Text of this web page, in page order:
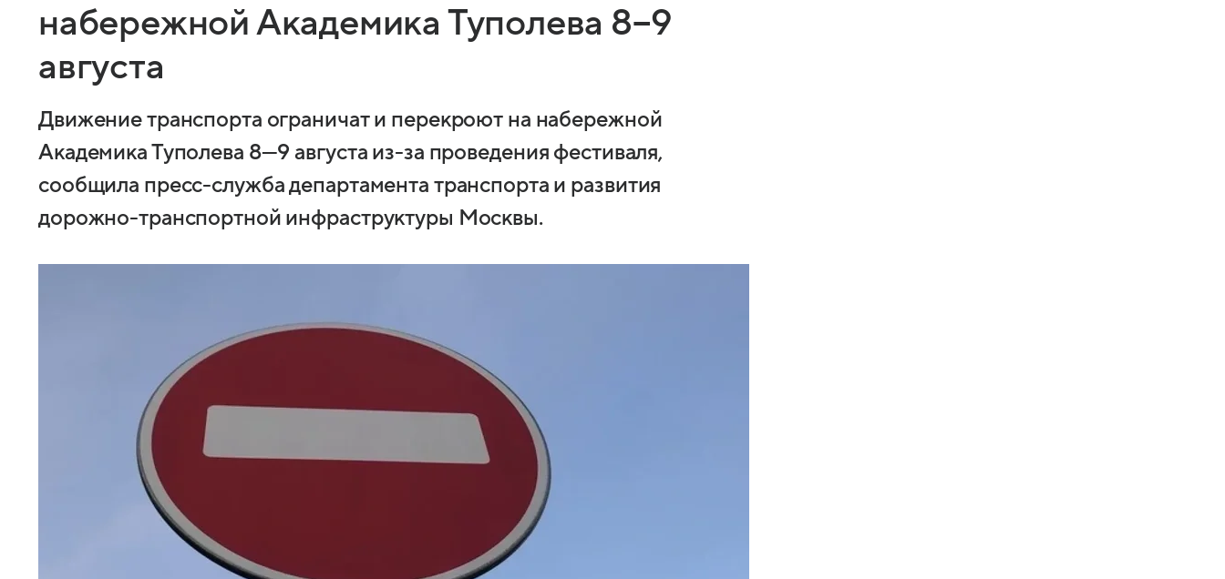
набережной Академика Туполева 8−9
августа
Движение транспорта ограничат и перекроют на набережной
Академика Туполева 8—9 августа из-за проведения фестиваля,
сообщила пресс-служба департамента транспорта и развития
дорожно-транспортной инфраструктуры Москвы.